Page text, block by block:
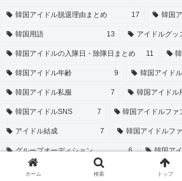
韓国アイドル脱退理由まとめ 17 韓国
韓国用語 13 アイドルグッ
韓国アイドルの入隊日・除隊日まとめ 11
韓国アイドル年齢 9 韓国アイド
韓国アイドル私服 7 韓国アイドル
韓国アイドルSNS 7 韓国アイドルファ
アイドル結成 7 韓国アイドルフ
グループオーディション 6 韓国ア
韓国アイドルメンバーカラー
ホーム 検索 トップ